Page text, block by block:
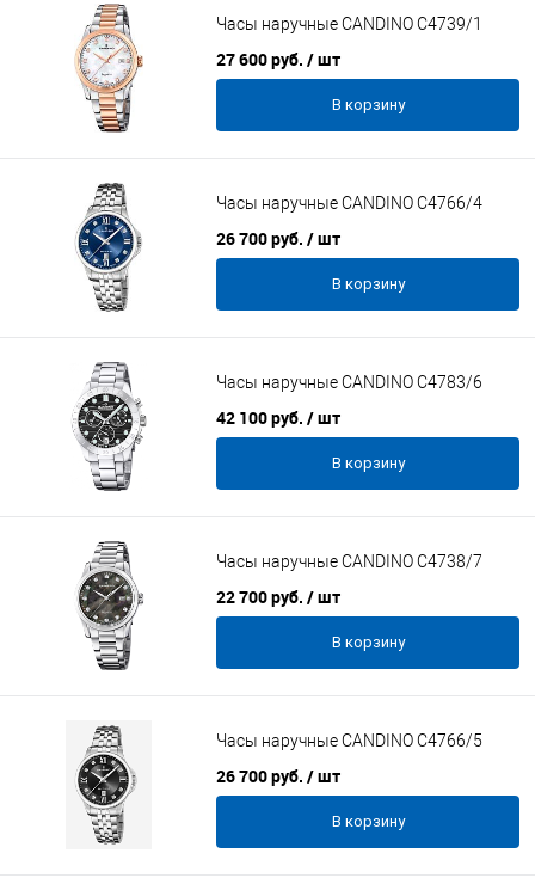
Часы наручные CANDINO C4739/1
27 600 руб. / шт
В корзину
Часы наручные CANDINO C4766/4
26 700 руб. / шт
В корзину
Часы наручные CANDINO C4783/6
42 100 руб. / шт
В корзину
Часы наручные CANDINO C4738/7
22 700 руб. / шт
В корзину
Часы наручные CANDINO C4766/5
26 700 руб. / шт
В корзину